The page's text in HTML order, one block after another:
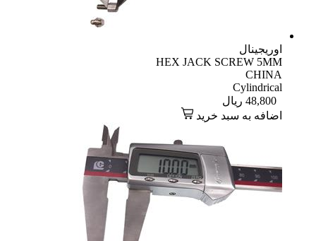
اوریجینال
HEX JACK SCREW 5MM
CHINA
Cylindrical
48,800 ریال
اضافه به سبد خرید